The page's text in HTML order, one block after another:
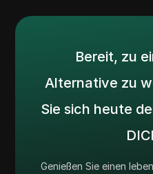
Bereit, zu
Alternative zu
Sie sich heute
Genießen Sie einen